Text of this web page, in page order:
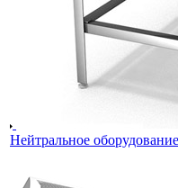
Нейтральное оборудование